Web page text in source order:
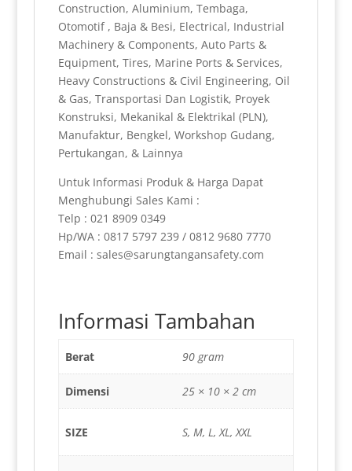
Construction, Aluminium, Tembaga,
Otomotif , Baja & Besi, Electrical, Industrial
Machinery & Components, Auto Parts &
Equipment, Tires, Marine Ports & Services,
Heavy Constructions & Civil Engineering, Oil
& Gas, Transportasi Dan Logistik, Proyek
Konstruksi, Mekanikal & Elektrikal (PLN),
Manufaktur, Bengkel, Workshop Gudang,
Pertukangan, & Lainnya
Untuk Informasi Produk & Harga Dapat
Menghubungi Sales Kami :
Telp : 021 8909 0349
Hp/WA : 0817 5797 239 / 0812 9680 7770
Email : sales@sarungtangansafety.com
Informasi Tambahan
Berat 90 gram
Dimensi 25 × 10 × 2 cm
SIZE S, M, L, XL, XXL